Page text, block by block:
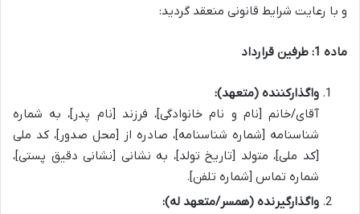
و با رعایت شرایط قانونی منعقد گردید:
ماده 1: طرفین قرارداد
واگذارکننده (متعهد):
آقای/خانم [نام و نام خانوادگی]، فرزند [نام پدر]، به شماره
شناسنامه [شماره شناسنامه]، صادره از [محل صدور]، کد ملی
[کد ملی]، متولد [تاریخ تولد]، به نشانی [نشانی دقیق پستی]،
شماره تماس [شماره تلفن].
واگذارگیرنده (همسر/متعهد له):